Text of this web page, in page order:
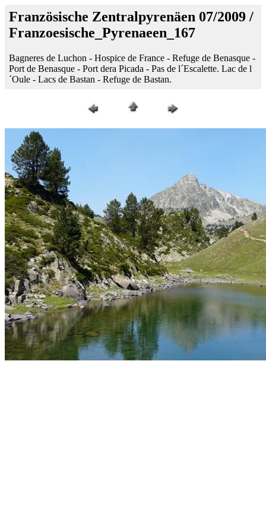
Französische Zentralpyrenäen 07/2009 /
Franzoesische_Pyrenaeen_167
Bagneres de Luchon - Hospice de France - Refuge de Benasque -
Port de Benasque - Port dera Picada - Pas de l´Escalette. Lac de l
´Oule - Lacs de Bastan - Refuge de Bastan.